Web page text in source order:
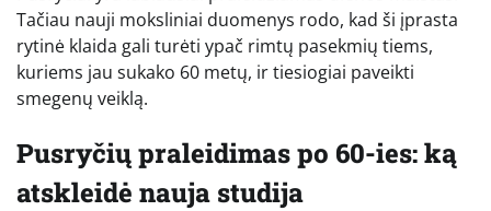
Tačiau nauji moksliniai duomenys rodo, kad ši įprasta
rytinė klaida gali turėti ypač rimtų pasekmių tiems,
kuriems jau sukako 60 metų, ir tiesiogiai paveikti
smegenų veiklą.
Pusryčių praleidimas po 60-ies: ką
atskleidė nauja studija